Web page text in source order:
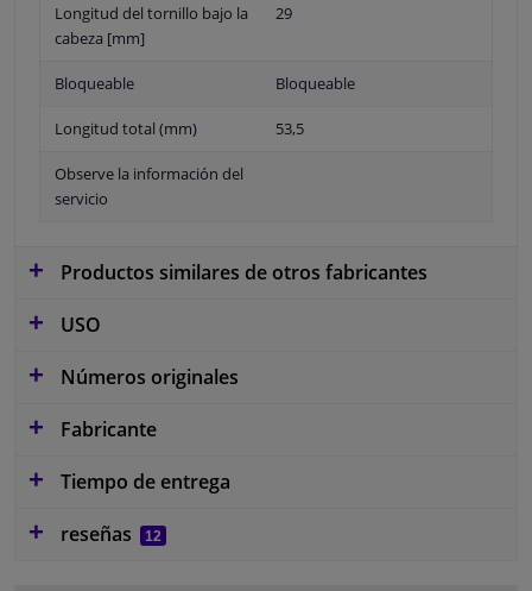
Longitud del tornillo bajo la
cabeza [mm]
29
Bloqueable Bloqueable
Longitud total (mm) 53,5
Observe la información del
servicio
Productos similares de otros fabricantes
USO
Números originales
Fabricante
Tiempo de entrega
reseñas
12